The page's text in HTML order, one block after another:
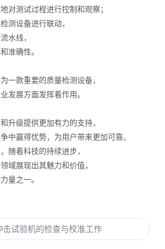
对测试过程进行控制和观察；
测设备进行联动，
水线，
准确性。
款重要的质量检测设备，
发展方面发挥着作用。
升级提供更加有力的支持，
中赢得优势，为用户带来更加可靠、
随着科技的持续进步，
域展现出其魅力和价值，
量之一。
击试验机的检查与校准工作